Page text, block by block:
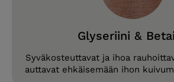
Glyseriini &
Syväkosteuttavat ja ihoa
auttavat ehkäisemään ihon